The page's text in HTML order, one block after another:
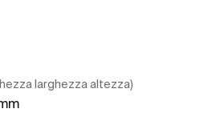
larghezza altezza)